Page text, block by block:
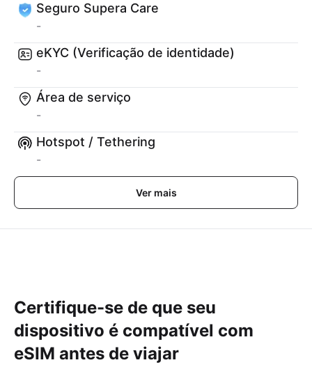
Seguro Supera Care
-
eKYC (Verificação de identidade)
-
Área de serviço
-
Hotspot / Tethering
-
Ver mais
Certifique-se de que seu
dispositivo é compatível com
eSIM antes de viajar